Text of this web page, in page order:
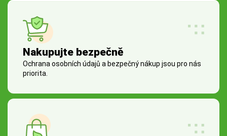
Nakupujte bezpečně
Ochrana osobních údajů a bezpečný nákup jsou pro nás
priorita.